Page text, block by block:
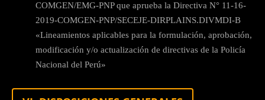
COMGEN/EMG-PNP que aprueba la Directiva N° 11-16-
2019-COMGEN-PNP/SECEJE-DIRPLAINS.DIVMDI-B
«Lineamientos aplicables para la formulación, aprobación,
modificación y/o actualización de directivas de la Policía
Nacional del Perú»